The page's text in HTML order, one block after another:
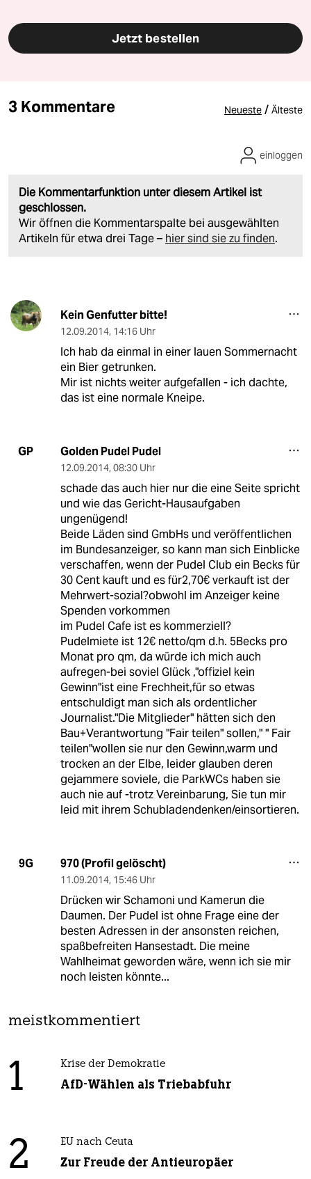
Jetzt bestellen
3 Kommentare Neueste / Älteste
Die Kommentarfunktion unter diesem Artikel ist
geschlossen.
Wir öffnen die Kommentarspalte bei ausgewählten
Artikeln für etwa drei Tage – hier sind sie zu finden.
einloggen
Kein Genfutter bitte!
12.09.2014, 14:16 Uhr
Ich hab da einmal in einer lauen Sommernacht
ein Bier getrunken.
Mir ist nichts weiter aufgefallen - ich dachte,
das ist eine normale Kneipe.
GP Golden Pudel Pudel
12.09.2014, 08:30 Uhr
schade das auch hier nur die eine Seite spricht
und wie das Gericht-Hausaufgaben
ungenügend!
Beide Läden sind GmbHs und veröffentlichen
im Bundesanzeiger, so kann man sich Einblicke
verschaffen, wenn der Pudel Club ein Becks für
30 Cent kauft und es für2,70€ verkauft ist der
Mehrwert-sozial?obwohl im Anzeiger keine
Spenden vorkommen
im Pudel Cafe ist es kommerziell?
Pudelmiete ist 12€ netto/qm d.h. 5Becks pro
Monat pro qm, da würde ich mich auch
aufregen-bei soviel Glück ,"offiziel kein
Gewinn"ist eine Frechheit,für so etwas
entschuldigt man sich als ordentlicher
Journalist."Die Mitglieder" hätten sich den
Bau+Verantwortung "Fair teilen" sollen," " Fair
teilen"wollen sie nur den Gewinn,warm und
trocken an der Elbe, leider glauben deren
gejammere soviele, die ParkWCs haben sie
auch nie auf -trotz Vereinbarung, Sie tun mir
leid mit ihrem Schubladendenken/einsortieren.
9G 970 (Profil gelöscht)
11.09.2014, 15:46 Uhr
Drücken wir Schamoni und Kamerun die
Daumen. Der Pudel ist ohne Frage eine der
besten Adressen in der ansonsten reichen,
spaßbefreiten Hansestadt. Die meine
Wahlheimat geworden wäre, wenn ich sie mir
noch leisten könnte...
meistkommentiert
1 Krise der Demokratie
AfD-Wählen als Triebabfuhr
2 EU nach Ceuta
Zur Freude der Antieuropäer